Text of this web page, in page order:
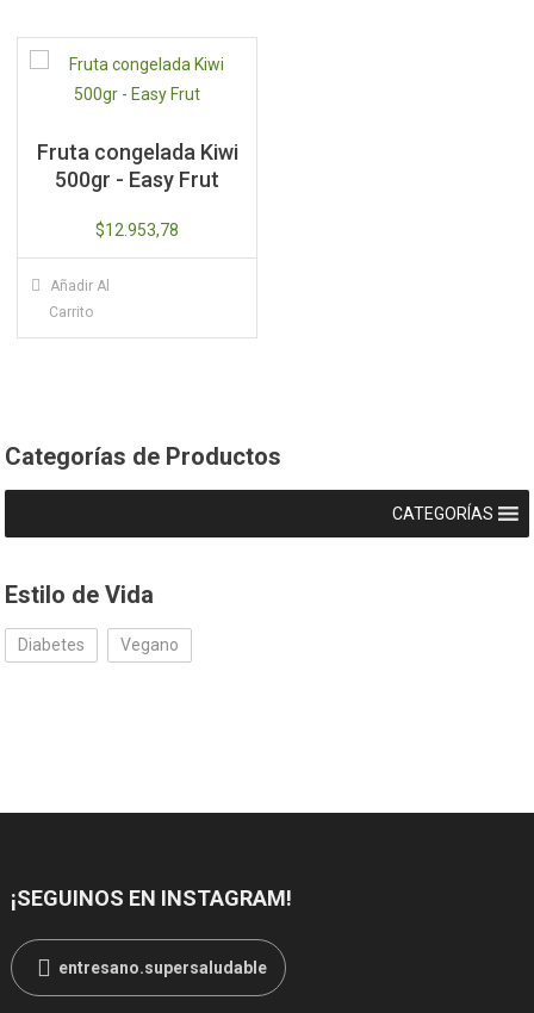
Fruta congelada Kiwi
500gr - Easy Frut
$12.953,78
Añadir Al
Carrito
Categorías de Productos
CATEGORÍAS
Estilo de Vida
Diabetes Vegano
¡SEGUINOS EN INSTAGRAM!
entresano.supersaludable